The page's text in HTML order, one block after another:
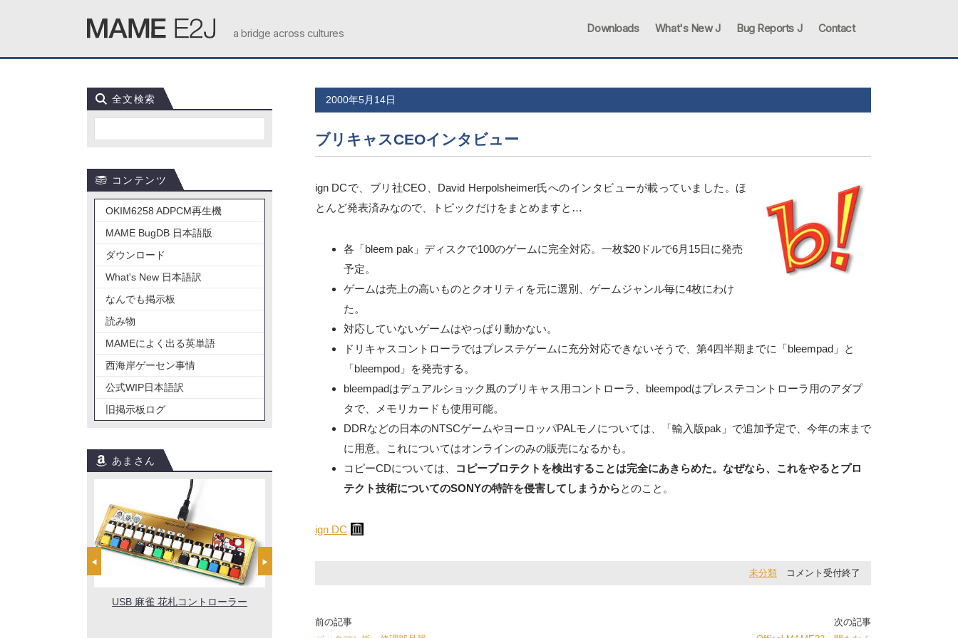
a bridge across cultures Downloads What's New J Bug Reports J Contact
2000年5月14日
ブリキャスCEOインタビュー
ign DCで、ブリ社CEO、David Herpolsheimer氏へのインタビューが載っていました。ほ
とんど発表済みなので、トピックだけをまとめますと…
各「bleem pak」ディスクで100のゲームに完全対応。一枚$20ドルで6月15日に発売
予定。
ゲームは売上の高いものとクオリティを元に選別、ゲームジャンル毎に4枚にわけ
た。
対応していないゲームはやっぱり動かない。
ドリキャスコントローラではプレステゲームに充分対応できないそうで、第4四半期までに「bleempad」と
「bleempod」を発売する。
bleempadはデュアルショック風のブリキャス用コントローラ、bleempodはプレステコントローラ用のアダプ
タで、メモリカードも使用可能。
DDRなどの日本のNTSCゲームやヨーロッパPALモノについては、「輸入版pak」で追加予定で、今年の末まで
に用意。これについてはオンラインのみの販売になるかも。
コピーCDについては、
コピープロテクトを検出することは完全にあきらめた。なぜなら、これをやるとプロ
テクト技術についてのSONYの特許を侵害してしまうからとのこと。
ign DC
未分類 コメント受付終了
前の記事
次の記事
全文検索
コンテンツ
OKIM6258 ADPCM再生機
MAME BugDB 日本語版
ダウンロード
What's New 日本語訳
なんでも掲示板
読み物
MAMEによく出る英単語
西海岸ゲーセン事情
公式WIP日本語訳
旧掲示板ログ
あまさん
USB 麻雀 花札コントローラー
Capcom RETRO STATION
Capcom RETRO STATION
◀ ▶